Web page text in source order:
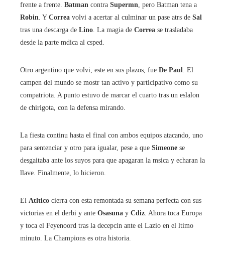
frente a frente. Batman contra Supermn , pero Batman tena a
Robin . Y Correa volvi a acertar al culminar un pase atrs de Sal
tras una descarga de Lino . La magia de Correa se trasladaba
desde la parte mdica al csped.
Otro argentino que volvi, este en sus plazos, fue De Paul
. El
campen del mundo se mostr tan activo y participativo como su
compatriota. A punto estuvo de marcar el cuarto tras un eslalon
de chirigota, con la defensa mirando.
La fiesta continu hasta el final con ambos equipos atacando, uno
para sentenciar y otro para igualar, pese a que Simeone se
desgaitaba ante los suyos para que apagaran la msica y echaran la
llave. Finalmente, lo hicieron.
El Atltico cierra con esta remontada su semana perfecta con sus
victorias en el derbi y ante Osasuna y Cdiz . Ahora toca Europa
y toca el Feyenoord tras la decepcin ante el Lazio en el ltimo
minuto. La Champions es otra historia.